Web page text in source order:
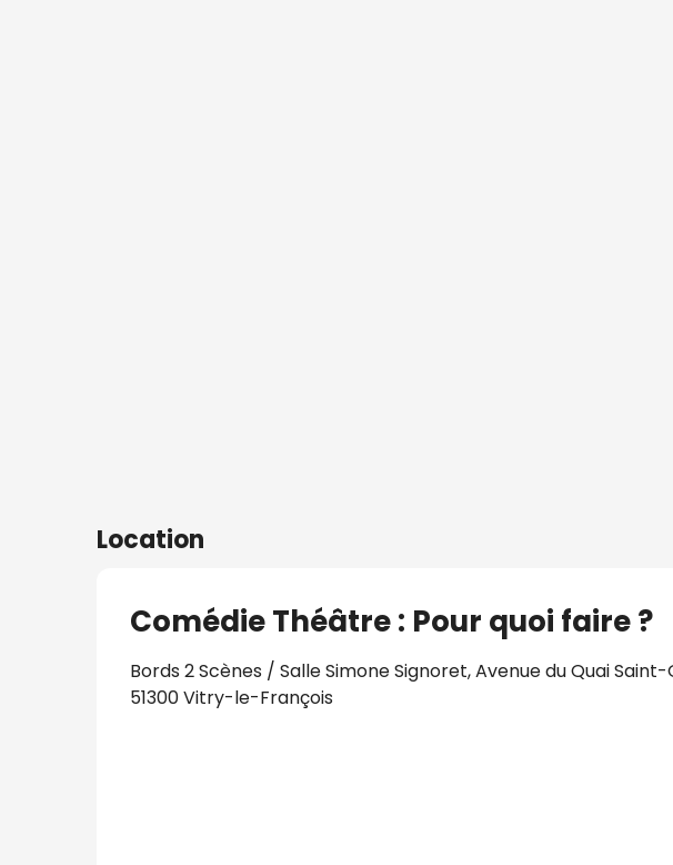
Location
Comédie Théâtre : Pour quoi faire ?
Bords 2 Scènes / Salle Simone Signoret, Avenue du Quai
51300 Vitry-le-François